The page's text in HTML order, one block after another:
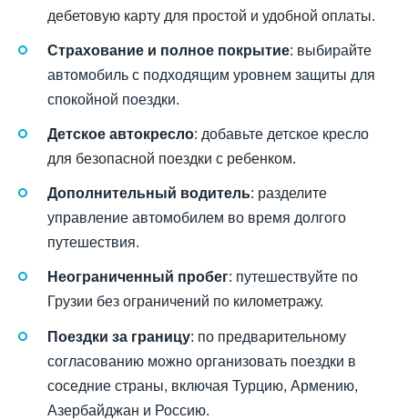
дебетовую карту для простой и удобной оплаты.
Страхование и полное покрытие: выбирайте
автомобиль с подходящим уровнем защиты для
спокойной поездки.
Детское автокресло: добавьте детское кресло
для безопасной поездки с ребенком.
Дополнительный водитель: разделите
управление автомобилем во время долгого
путешествия.
Неограниченный пробег: путешествуйте по
Грузии без ограничений по километражу.
Поездки за границу: по предварительному
согласованию можно организовать поездки в
соседние страны, включая Турцию, Армению,
Азербайджан и Россию.